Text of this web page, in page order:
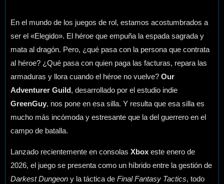
En el mundo de los juegos de rol, estamos acostumbrados a
ser el «Elegido». El héroe que empuña la espada sagrada y
mata al dragón. Pero, ¿qué pasa con la persona que contrata
al héroe? ¿Qué pasa con quien paga las facturas, repara las
armaduras y llora cuando el héroe no vuelve? Our
Adventurer Guild, desarrollado por el estudio indie
GreenGuy, nos pone en esa silla. Y resulta que esa silla es
mucho más incómoda y estresante que la del guerrero en el
campo de batalla.
Lanzado recientemente en consolas Xbox este enero de
2026, el juego se presenta como un híbrido entre la gestión de
Darkest Dungeon y la táctica de Final Fantasy Tactics, todo